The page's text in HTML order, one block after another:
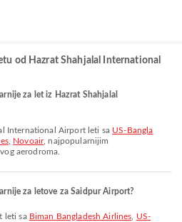
od Hazrat Shahjalal International
za let iz Hazrat Shahjalal
International Airport leti sa US-Bangla
, Novoair, najpopularnijim
aerodroma.
za letove za Saidpur Airport?
leti sa Biman Bangladesh Airlines US-